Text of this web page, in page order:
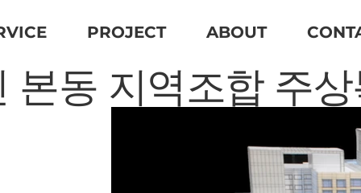
PROJECT ABOUT
본동 지역조합 주